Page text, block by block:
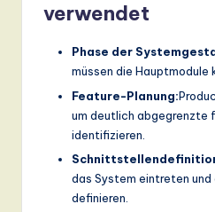
verwendet
Phase der
müssen die Hauptmodule
Feature-Planung:
um deutlich abgegrenzte
identifizieren.
das System eintreten und
definieren.